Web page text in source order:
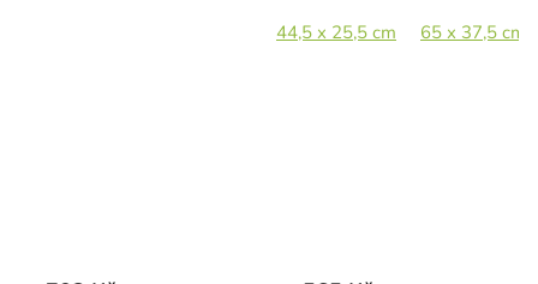
44,5 x 25,5 cm 65 x 37,5 cm